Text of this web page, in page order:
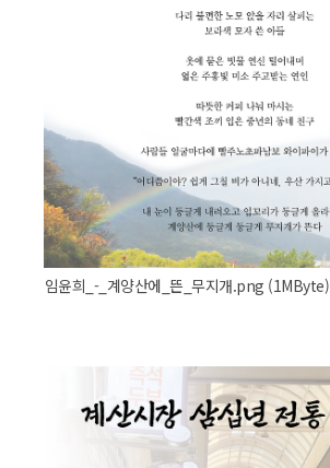
임윤희_-_계양산에_뜬_무지개.png (1MByte)